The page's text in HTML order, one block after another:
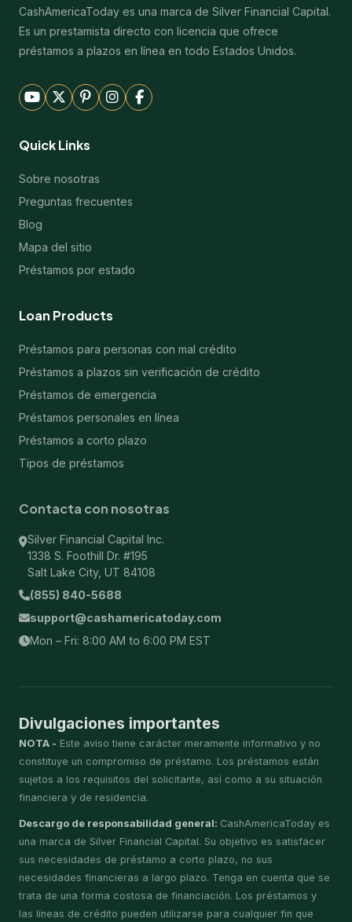
CashAmericaToday es una marca de Silver Financial Capital.
Es un prestamista directo con licencia que ofrece
préstamos a plazos en línea en todo Estados Unidos.
Quick Links
Sobre nosotras
Preguntas frecuentes
Blog
Mapa del sitio
Préstamos por estado
Loan Products
Préstamos para personas con mal crédito
Préstamos a plazos sin verificación de crédito
Préstamos de emergencia
Préstamos personales en línea
Préstamos a corto plazo
Tipos de préstamos
Contacta con nosotras
Silver Financial Capital Inc.
1338 S. Foothill Dr. #195
Salt Lake City, UT 84108
(855) 840-5688
support@cashamericatoday.com
Mon – Fri: 8:00 AM to 6:00 PM EST
Divulgaciones importantes
NOTA - Este aviso tiene carácter meramente informativo y no
constituye un compromiso de préstamo. Los préstamos están
sujetos a los requisitos del solicitante, así como a su situación
financiera y de residencia.
Descargo de responsabilidad general: CashAmericaToday es
una marca de Silver Financial Capital. Su objetivo es satisfacer
sus necesidades de préstamo a corto plazo, no sus
necesidades financieras a largo plazo. Tenga en cuenta que se
trata de una forma costosa de financiación. Los préstamos y
las líneas de crédito pueden utilizarse para cualquier fin que